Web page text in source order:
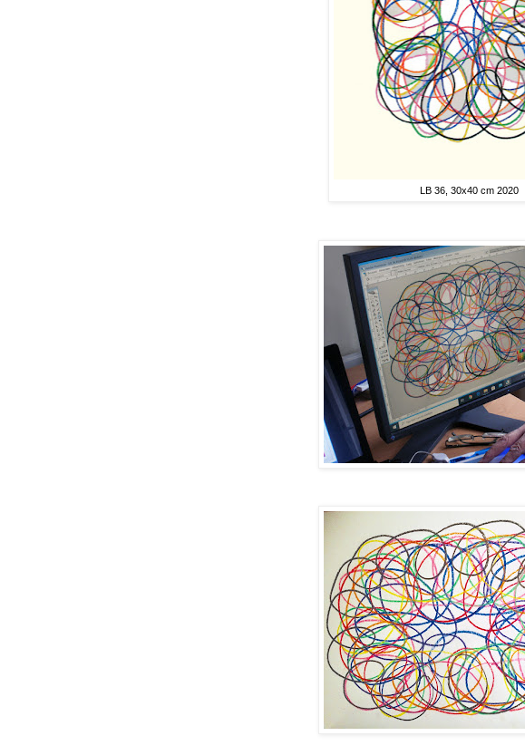
LB 36, 30x40 cm 2020